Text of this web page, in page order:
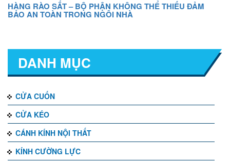
HÀNG RÀO SẮT – BỘ PHẬN KHÔNG THỂ THIẾU ĐẢM
BẢO AN TOÀN TRONG NGÔI NHÀ
DANH MỤC
CỬA CUỐN
CỬA KÉO
CÁNH KÍNH NỘI THẤT
KÍNH CƯỜNG LỰC